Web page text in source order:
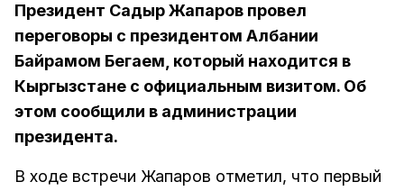
Президент Садыр Жапаров провел
переговоры с президентом Албании
Байрамом Бегаем, который находится в
Кыргызстане с официальным визитом. Об
этом сообщили в администрации
президента.
В ходе встречи Жапаров отметил, что первый